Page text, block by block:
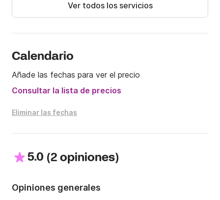
Un día de espectáculo, relax y disfrute en alta mar,
Ver todos los servicios
Calendario
Añade las fechas para ver el precio
Consultar la lista de precios
Eliminar las fechas
5.0 (2 opiniones)
Opiniones generales